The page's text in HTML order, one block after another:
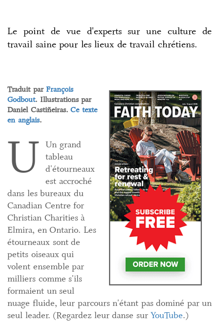
Le point de vue d'experts sur une culture de
travail saine pour les lieux de travail chrétiens.
Traduit par François
Godbout. Illustrations par
Daniel Castiñeiras. Ce texte
en anglais.
U Un grand
tableau
d'étourneaux
est accroché
dans les bureaux du
Canadian Centre for
Christian Charities à
Elmira, en Ontario. Les
étourneaux sont de
petits oiseaux qui
volent ensemble par
milliers comme s'ils
formaient un seul
nuage fluide, leur parcours n'étant pas dominé par un
seul leader. (Regardez leur danse sur YouTube.)